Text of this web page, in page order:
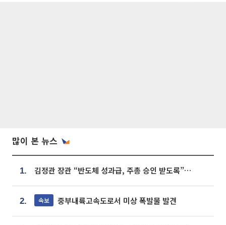
많이 본 뉴스
1. 김정관 장관 “반도체 성과급, 주총 승인 받도록”…상법·자본시장법 개정 시사
2. 속보 중부내륙고속도로서 미상 폭발물 발견